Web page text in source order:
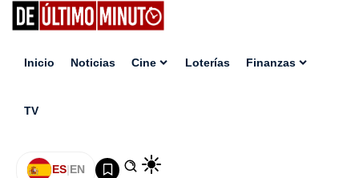
Inicio Noticias Cine Loterías Finanzas
TV
ES|EN